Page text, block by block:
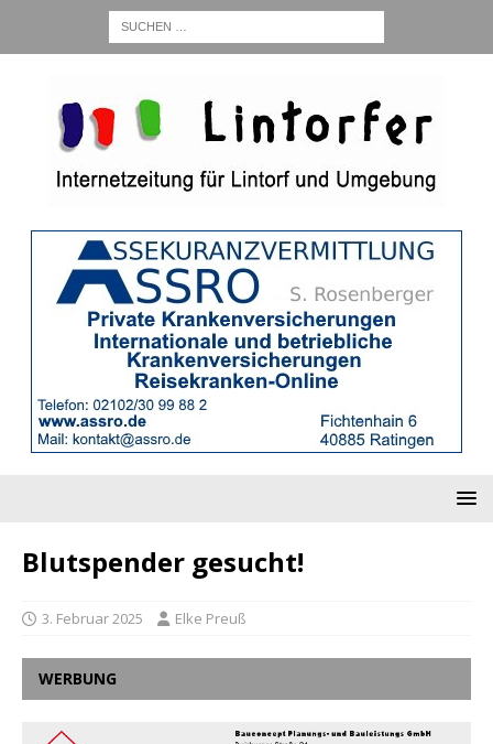
Blutspender gesucht!
3. Februar 2025 Elke Preuß
WERBUNG